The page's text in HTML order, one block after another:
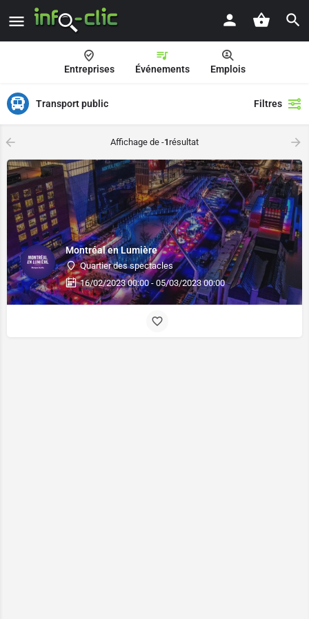
Entreprises Événements Emplois
Transport public Filtres
Affichage de -1 résultat
Montréal en Lumière
Quartier des spectacles
16/02/2023 00:00 - 05/03/2023 00:00